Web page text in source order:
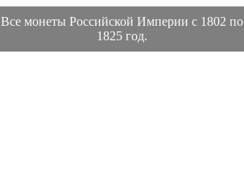
Все монеты Российской Империи с 1802 по
1825 год.